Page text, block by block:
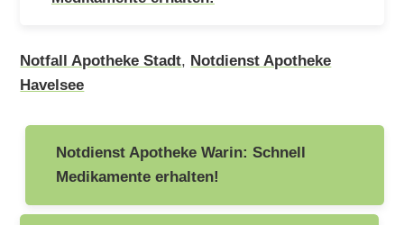
Notfall Apotheke Stadt, Notdienst Apotheke
Havelsee
Beitragsnavigation
Notdienst Apotheke Warin: Schnell
Medikamente erhalten!